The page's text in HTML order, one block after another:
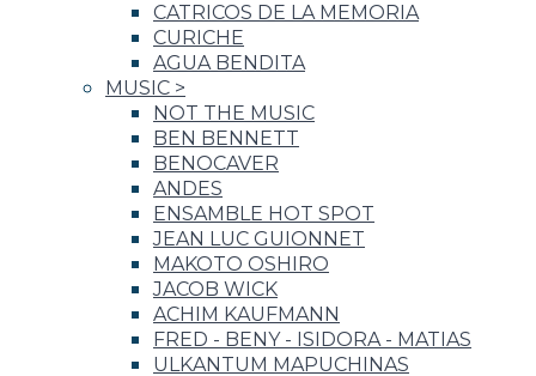
CATRICOS DE LA MEMORIA
CURICHE
AGUA BENDITA
MUSIC >
NOT THE MUSIC
BEN BENNETT
BENOCAVER
ANDES
ENSAMBLE HOT SPOT
JEAN LUC GUIONNET
MAKOTO OSHIRO
JACOB WICK
ACHIM KAUFMANN
FRED - BENY - ISIDORA - MATIAS
ULKANTUM MAPUCHINAS